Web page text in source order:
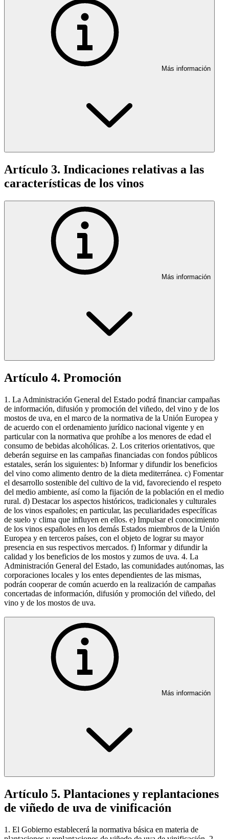
Más información
Artículo 3. Indicaciones relativas a las
características de los vinos
Más información
Artículo 4. Promoción
1. La Administración General del Estado podrá financiar campañas
de información, difusión y promoción del viñedo, del vino y de los
mostos de uva, en el marco de la normativa de la Unión Europea y
de acuerdo con el ordenamiento jurídico nacional vigente y en
particular con la normativa que prohíbe a los menores de edad el
consumo de bebidas alcohólicas. 2. Los criterios orientativos, que
deberán seguirse en las campañas financiadas con fondos públicos
estatales, serán los siguientes: b) Informar y difundir los beneficios
del vino como alimento dentro de la dieta mediterránea. c) Fomentar
el desarrollo sostenible del cultivo de la vid, favoreciendo el respeto
del medio ambiente, así como la fijación de la población en el medio
rural. d) Destacar los aspectos históricos, tradicionales y culturales
de los vinos españoles; en particular, las peculiaridades específicas
de suelo y clima que influyen en ellos. e) Impulsar el conocimiento
de los vinos españoles en los demás Estados miembros de la Unión
Europea y en terceros países, con el objeto de lograr su mayor
presencia en sus respectivos mercados. f) Informar y difundir la
calidad y los beneficios de los mostos y zumos de uva. 4. La
Administración General del Estado, las comunidades autónomas, las
corporaciones locales y los entes dependientes de las mismas,
podrán cooperar de común acuerdo en la realización de campañas
concertadas de información, difusión y promoción del viñedo, del
vino y de los mostos de uva.
Más información
Artículo 5. Plantaciones y replantaciones
de viñedo de uva de vinificación
1. El Gobierno establecerá la normativa básica en materia de